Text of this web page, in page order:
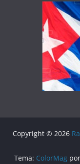
Copyright © 2026
Tema: ColorMagpor